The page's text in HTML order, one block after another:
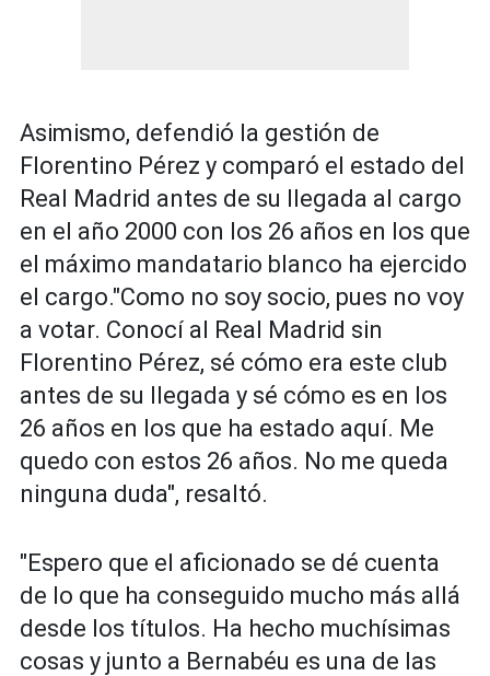
Asimismo, defendió la gestión de
Florentino Pérez y comparó el estado del
Real Madrid antes de su llegada al cargo
en el año 2000 con los 26 años en los que
el máximo mandatario blanco ha ejercido
el cargo."Como no soy socio, pues no voy
a votar. Conocí al Real Madrid sin
Florentino Pérez, sé cómo era este club
antes de su llegada y sé cómo es en los
26 años en los que ha estado aquí. Me
quedo con estos 26 años. No me queda
ninguna duda", resaltó.
"Espero que el aficionado se dé cuenta
de lo que ha conseguido mucho más allá
desde los títulos. Ha hecho muchísimas
cosas y junto a Bernabéu es una de las